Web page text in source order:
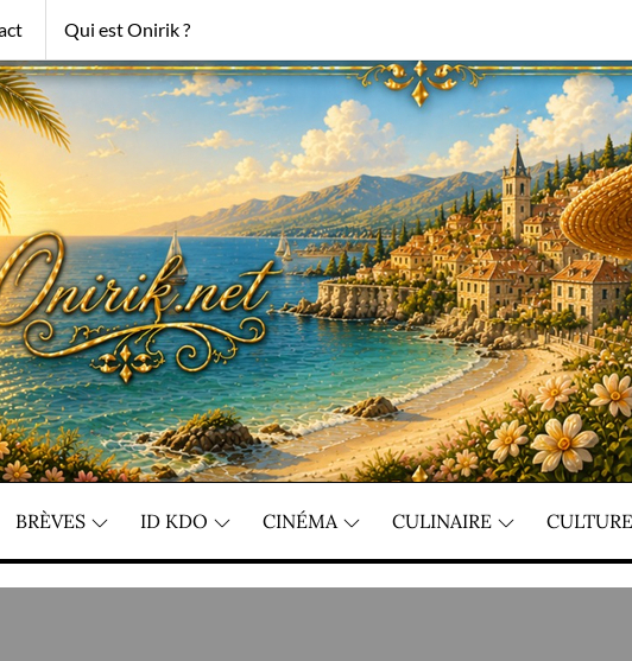
Qui est Onirik ?
BRÈVES ID KDO CINÉMA CULINAIRE CULTURE